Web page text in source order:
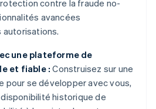
contre la fraude no-
avancées
autorisations.
une plateforme de
et fiable :Construisez sur une
pour se développer avec vous,
historique de